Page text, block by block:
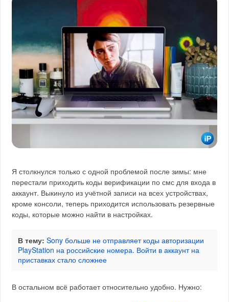
Я столкнулся только с одной проблемой после зимы: мне
перестали приходить коды верификации по смс для входа в
аккаунт. Выкинуло из учётной записи на всех устройствах,
кроме консоли, теперь приходится использовать резервные
коды, которые можно найти в настройках.
В тему: Sony больше не отправляет коды авторизации
PlayStation на российские номера. Войти в аккаунт на
приставках стало сложнее
В остальном всё работает относительно удобно. Нужно: